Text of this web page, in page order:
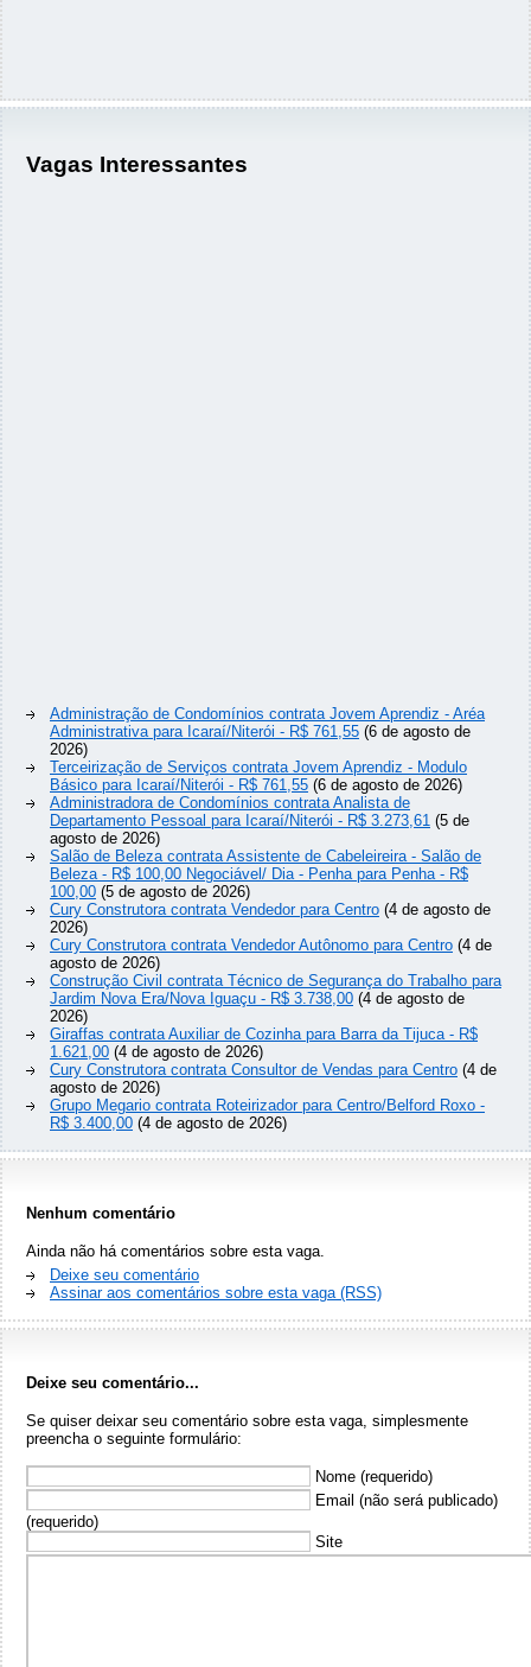
Vagas Interessantes
Administração de Condomínios contrata Jovem Aprendiz - Aréa
Administrativa para Icaraí/Niterói - R$ 761,55 (6 de agosto de
2026)
Terceirização de Serviços contrata Jovem Aprendiz - Modulo
Básico para Icaraí/Niterói - R$ 761,55 (6 de agosto de 2026)
Administradora de Condomínios contrata Analista de
Departamento Pessoal para Icaraí/Niterói - R$ 3.273,61 (5 de
agosto de 2026)
Salão de Beleza contrata Assistente de Cabeleireira - Salão de
Beleza - R$ 100,00 Negociável/ Dia - Penha para Penha - R$
100,00 (5 de agosto de 2026)
Cury Construtora contrata Vendedor para Centro (4 de agosto de
2026)
Cury Construtora contrata Vendedor Autônomo para Centro (4 de
agosto de 2026)
Construção Civil contrata Técnico de Segurança do Trabalho para
Jardim Nova Era/Nova Iguaçu - R$ 3.738,00 (4 de agosto de
2026)
Giraffas contrata Auxiliar de Cozinha para Barra da Tijuca - R$
1.621,00 (4 de agosto de 2026)
Cury Construtora contrata Consultor de Vendas para Centro (4 de
agosto de 2026)
Grupo Megario contrata Roteirizador para Centro/Belford Roxo -
R$ 3.400,00 (4 de agosto de 2026)
Nenhum comentário
Ainda não há comentários sobre esta vaga.
Deixe seu comentário
Assinar aos comentários sobre esta vaga (RSS)
Deixe seu comentário...
Se quiser deixar seu comentário sobre esta vaga, simplesmente
preencha o seguinte formulário:
Nome (requerido)
Email (não será publicado)
(requerido)
Site